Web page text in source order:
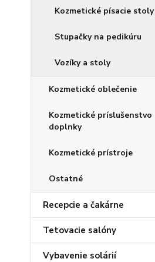
Kozmetické písacie stoly
Stupačky na pedikúru
Vozíky a stoly
Kozmetické oblečenie
Kozmetické príslušenstvo
doplnky
Kozmetické prístroje
Ostatné
Recepcie a čakárne
Tetovacie salóny
Vybavenie solárií